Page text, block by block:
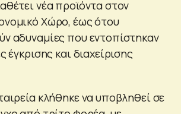
νέα προϊόντα στον
Χώρο, έως ότου
αδυναμίες που εντοπίστηκαν
έγκρισης και διαχείρισης
κλήθηκε να υποβληθεί σε